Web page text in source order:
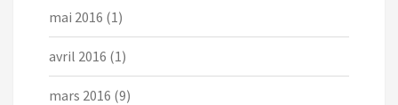
mai 2016 (1)
avril 2016 (1)
mars 2016 (9)